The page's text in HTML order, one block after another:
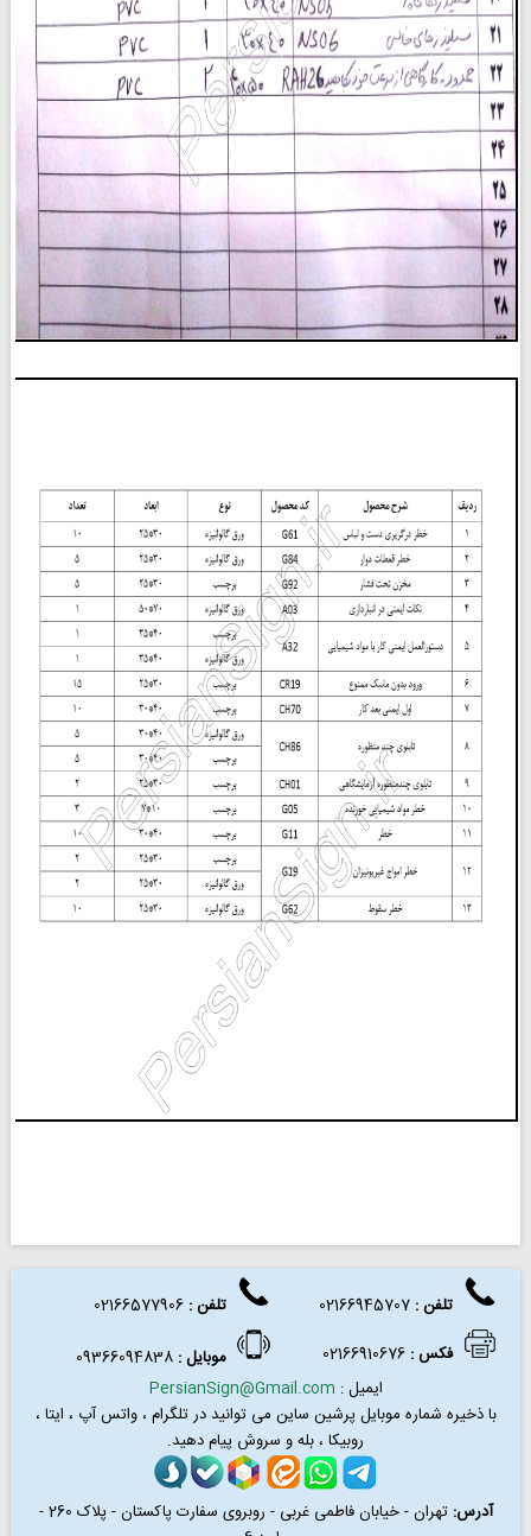
تلفن : تلفن:
02166577906
فکس:
02166910676 موبایل :
ایمیل : PersianSign@Gmail.com
با ذخیره شماره موبایل پرشین ساین می توانید درتلگرام ، واتس آپ ، ایتا ،
روبیکا ، بله و سروش پیام دهید.
آدرس:
تهران - خیابان فاطمی غربی - روبروی سفارت پاکستان - پلاک 260 -